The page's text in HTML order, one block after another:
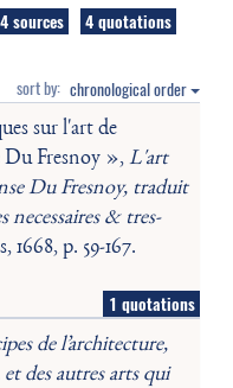
4 sources 4 quotations
sort by: chronological order
sur l'art de
Du Fresnoy », L'art
Du Fresnoy, traduit
necessaires & tres-
1668, p. 59-167.
1 quotations
de l’architecture,
des autres arts qui